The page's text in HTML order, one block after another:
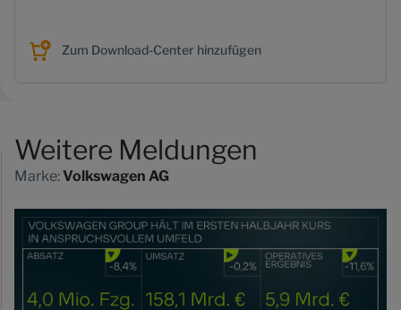
Zum Download-Center hinzufügen
Weitere Meldungen
Marke:Volkswagen AG